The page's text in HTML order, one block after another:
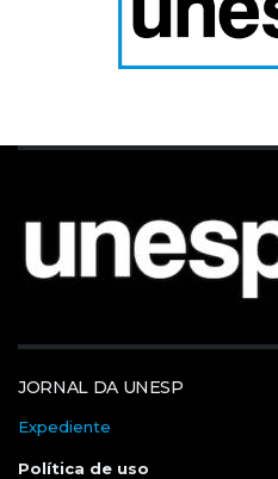
JORNAL DA UNESP
Expediente
Política de uso